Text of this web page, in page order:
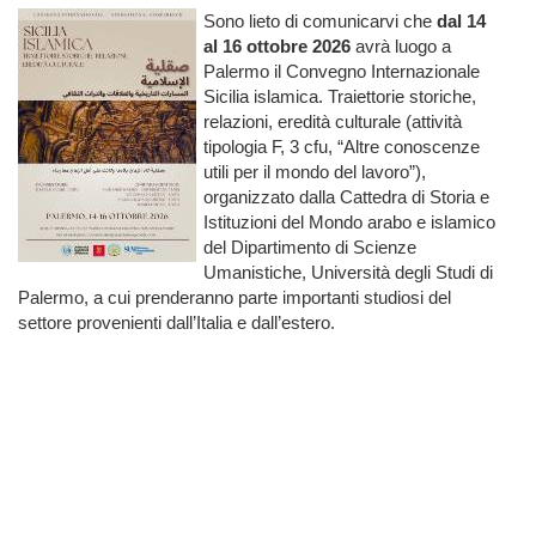
Sono lieto di comunicarvi che dal 14
al 16 ottobre 2026 avrà luogo a
Palermo il Convegno Internazionale
Sicilia islamica. Traiettorie storiche,
relazioni, eredità culturale (attività
tipologia F, 3 cfu, “Altre conoscenze
utili per il mondo del lavoro”),
organizzato dalla Cattedra di Storia e
Istituzioni del Mondo arabo e islamico
del Dipartimento di Scienze
Umanistiche, Università degli Studi di
Palermo, a cui prenderanno parte importanti studiosi del
settore provenienti dall’Italia e dall’estero.